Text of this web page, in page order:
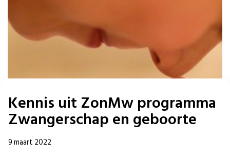
Kennis uit ZonMw programma
Zwangerschap en geboorte
9 maart 2022